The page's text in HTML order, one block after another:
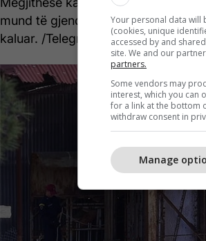
mund të gjendet trupi saj, të që
kaluar. /Telegrafi/
Your personal data will
(cookies, unique
accessed by and
site. We and our
partners.
Some vendors may
interest, which you can
for a link at the bottom
withdraw consent in
Manage